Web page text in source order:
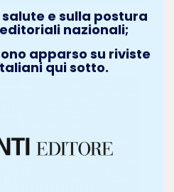
e sulla postura
nazionali;
apparso su riviste
qui sotto.